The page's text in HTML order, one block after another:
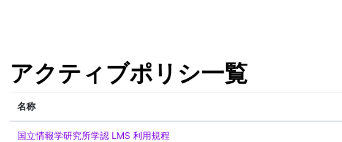
アクティブポリシ一覧
名称
国立情報学研究所学認 LMS 利用規程